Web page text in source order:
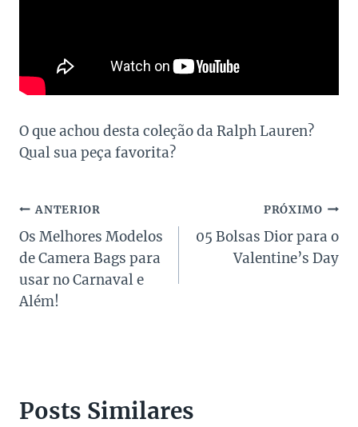
O que achou desta coleção da Ralph Lauren?
Qual sua peça favorita?
Navegação
de
Post
ANTERIOR
Os Melhores Modelos
de Camera Bags para
usar no Carnaval e
Além!
PRÓXIMO
05 Bolsas Dior para o
Valentine’s Day
Posts Similares